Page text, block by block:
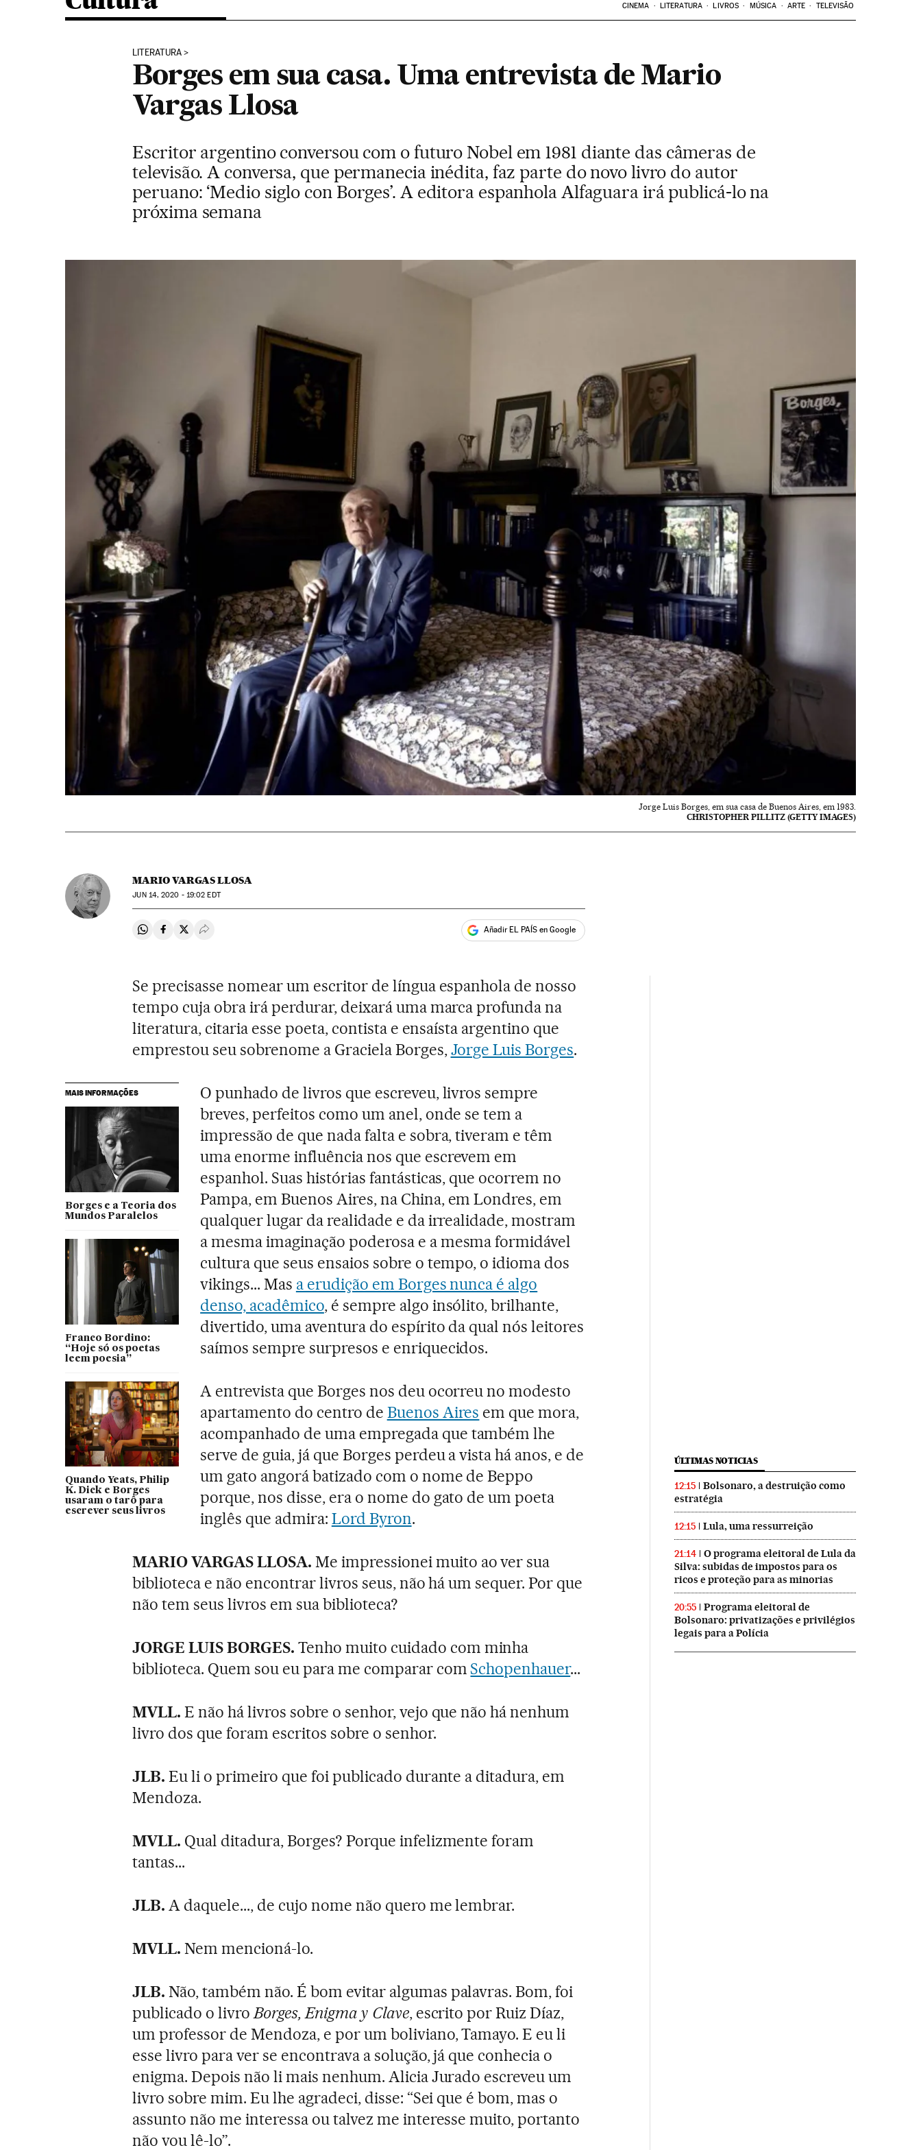
CINEMA LITERATURA LIVROS MÚSICA ARTE TELEVISÃO
LITERATURA
Borges em sua casa. Uma entrevista de Mario
Vargas Llosa
Escritor argentino conversou com o futuro Nobel em 1981 diante das câmeras de
televisão. A conversa, que permanecia inédita, faz parte do novo livro do autor
peruano: ‘Medio siglo con Borges’. A editora espanhola Alfaguara irá publicá-lo na
próxima semana
Jorge Luis Borges, em sua casa de Buenos Aires, em 1983.
CHRISTOPHER PILLITZ (GETTY IMAGES)
MARIO VARGAS LLOSA
JUN14, 2020 - 19:02 EDT
Compartir en Whatsapp
Compartir en Facebook
Compartir en Twitter
Desplegar Redes Sociales Añadir EL PAÍS en Google
Se precisasse nomear um escritor de língua espanhola de nosso
tempo cuja obra irá perdurar, deixará uma marca profunda na
literatura, citaria esse poeta, contista e ensaísta argentino que
emprestou seu sobrenome a Graciela Borges, Jorge Luis Borges.
MAIS INFORMAÇÕES
Borges e a Teoria dos
Mundos Paralelos
Franco Bordino:
“Hoje só os poetas
leem poesia”
Quando Yeats, Philip
K. Dick e Borges
usaram o tarô para
escrever seus livros
O punhado de livros que escreveu, livros sempre
breves, perfeitos como um anel, onde se tem a
impressão de que nada falta e sobra, tiveram e têm
uma enorme influência nos que escrevem em
espanhol. Suas histórias fantásticas, que ocorrem no
Pampa, em Buenos Aires, na China, em Londres, em
qualquer lugar da realidade e da irrealidade, mostram
a mesma imaginação poderosa e a mesma formidável
cultura que seus ensaios sobre o tempo, o idioma dos
vikings... Mas a erudição em Borges nunca é algo
denso, acadêmico, é sempre algo insólito, brilhante,
divertido, uma aventura do espírito da qual nós leitores
saímos sempre surpresos e enriquecidos.
A entrevista que Borges nos deu ocorreu no modesto
apartamento do centro de Buenos Aires em que mora,
acompanhado de uma empregada que também lhe
serve de guia, já que Borges perdeu a vista há anos, e de
um gato angorá batizado com o nome de Beppo
porque, nos disse, era o nome do gato de um poeta
inglês que admira: Lord Byron.
MARIO VARGAS LLOSA. Me impressionei muito ao ver sua
biblioteca e não encontrar livros seus, não há um sequer. Por que
não tem seus livros em sua biblioteca?
JORGE LUIS BORGES. Tenho muito cuidado com minha
biblioteca. Quem sou eu para me comparar com Schopenhauer...
MVLL. E não há livros sobre o senhor, vejo que não há nenhum
livro dos que foram escritos sobre o senhor.
JLB. Eu li o primeiro que foi publicado durante a ditadura, em
Mendoza.
MVLL. Qual ditadura, Borges? Porque infelizmente foram
tantas...
JLB. A daquele..., de cujo nome não quero me lembrar.
MVLL. Nem mencioná-lo.
JLB. Não, também não. É bom evitar algumas palavras. Bom, foi
publicado o livro Borges, Enigma y Clave, escrito por Ruiz Díaz,
um professor de Mendoza, e por um boliviano, Tamayo. E eu li
esse livro para ver se encontrava a solução, já que conhecia o
enigma. Depois não li mais nenhum. Alicia Jurado escreveu um
livro sobre mim. Eu lhe agradeci, disse: “Sei que é bom, mas o
assunto não me interessa ou talvez me interesse muito, portanto
não vou lê-lo”.
ÚLTIMAS NOTICIAS
12:15
Bolsonaro, a destruição como
estratégia
12:15 Lula, uma ressurreição
21:14
O programa eleitoral de Lula da
Silva: subidas de impostos para os
ricos e proteção para as minorias
20:55
Programa eleitoral de
Bolsonaro: privatizações e privilégios
legais para a Polícia